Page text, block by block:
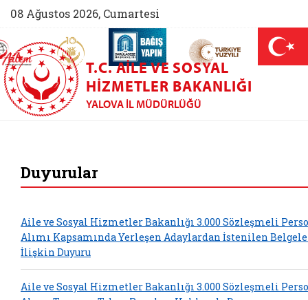
08 Ağustos 2026, Cumartesi
(yeni sekmede açılır)
AİLEM İletişim Merkezi (yeni sekmede açılır)
Aile ve Nüfus On Yılı (yeni sekmede açılır)
Darülaceze bağış sayfası (yeni
T.C. AILE VE SOSYAL
HIZMETLER BAKANLIĞI
YALOVA İL MÜDÜRLÜĞÜ
Duyurular
Aile ve Sosyal Hizmetler Bakanlığı 3.000 Sözleşmeli
Alımı Kapsamında Yerleşen Adaylardan İstenilen
İlişkin Duyuru
Aile ve Sosyal Hizmetler Bakanlığı 3.000 Sözleşmeli